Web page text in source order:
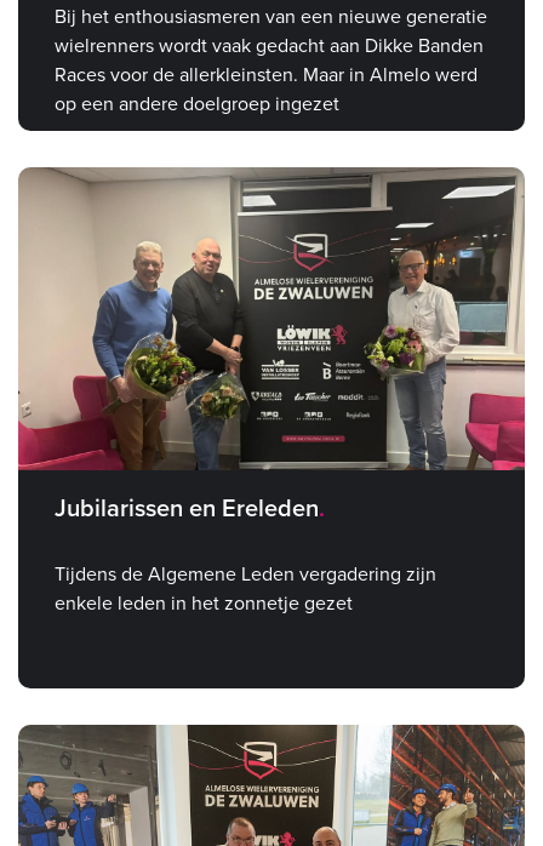
Bij het enthousiasmeren van een nieuwe generatie
wielrenners wordt vaak gedacht aan Dikke Banden
Races voor de allerkleinsten. Maar in Almelo werd
op een andere doelgroep ingezet
Jubilarissen en Ereleden
Tijdens de Algemene Leden vergadering zijn
enkele leden in het zonnetje gezet